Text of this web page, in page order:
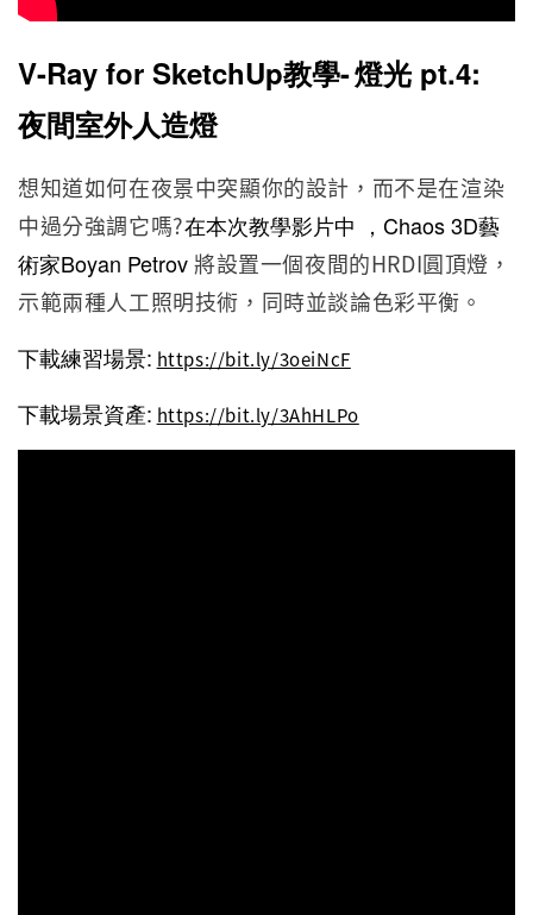
V-Ray for SketchUp教學-燈光 pt.4:
夜間室外人造燈
想知道如何在夜景中突顯你的設計，而不是在渲染
中過分強調它嗎?在本次教學影片中 ，Chaos 3D藝
術家Boyan Petrov將設置一個夜間的HRDI圓頂燈，
示範兩種人工照明技術，同時並談論色彩平衡。
下載練習場景: https://bit.ly/3oeiNcF
下載場景資產: https://bit.ly/3AhHLPo